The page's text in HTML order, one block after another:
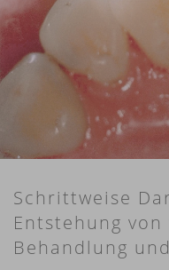
Schrittweise
Entstehung
Behandlung